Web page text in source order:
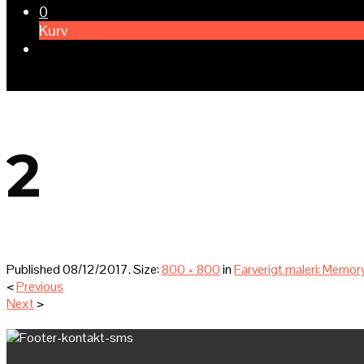
0
Kurv
2
Published08/12/2017. Size:800 × 800inFarverigt maleri:
<Previous
Next>